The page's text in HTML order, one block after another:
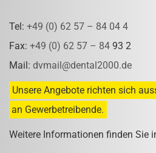
Tel: +49 (0) 62 57 – 84 04 4
Fax: +49 (0) 62 57 – 84 93 2
Mail: dvmail@dental2000.de
Unsere Angebote richten sich
an Gewerbetreibende.
Weitere Informationen finden Sie